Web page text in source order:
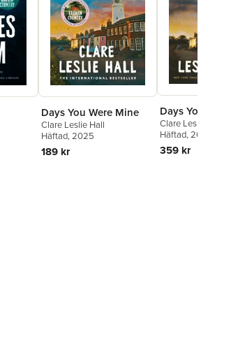
Days You Were Mine
Clare Leslie Hall
Häftad, 2025
189 kr
Days You
Clare Leslie Hall
Häftad, 2025
359 kr